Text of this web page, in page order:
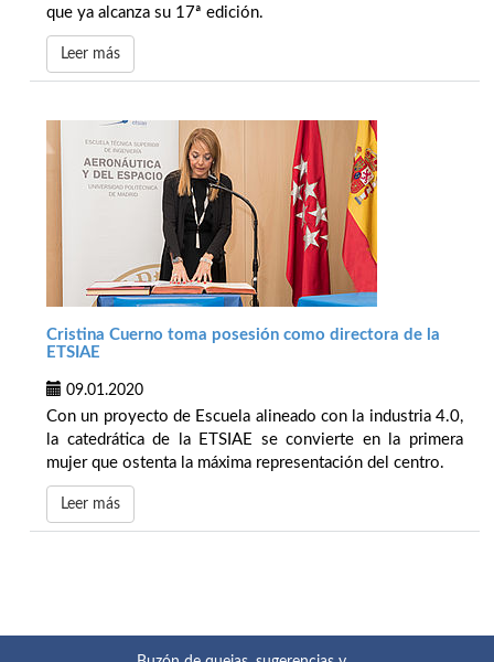
que ya alcanza su 17ª edición.
Leer más
Cristina Cuerno toma posesión como directora de la
ETSIAE
09.01.2020
Con un proyecto de Escuela alineado con la industria 4.0,
la catedrática de la ETSIAE se convierte en la primera
mujer que ostenta la máxima representación del centro.
Leer más